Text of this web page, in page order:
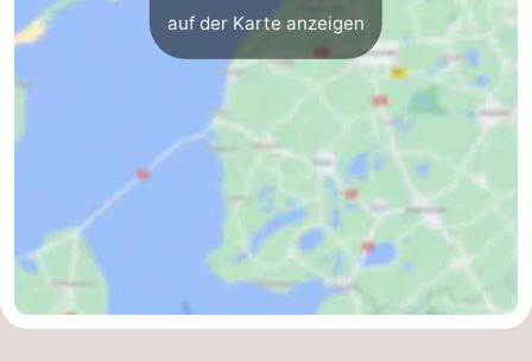
Sehen
&-
Aussichtspunkte
Attraktionen
auf der Karte anzeigen